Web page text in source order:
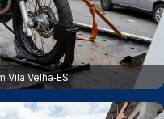
Vila Velha‑ES